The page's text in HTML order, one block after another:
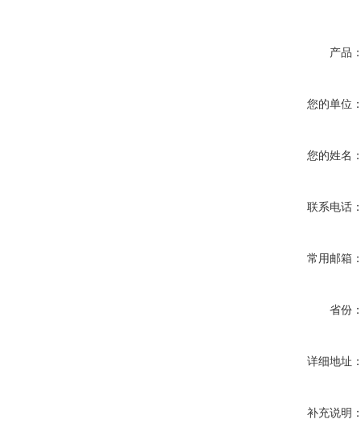
产品
您的单位
您的姓名
联系电话
常用邮箱
省份
详细地址
补充说明